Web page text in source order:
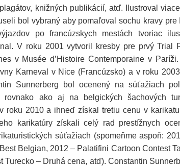
knižných publikácií, atď. Ilustroval
bol vybraný aby pomaľoval sochu kravy pre
po francúzskych mestách tvoriac
V roku 2001 vytvoril kresby pre prvý Trial
v Musée d’Histoire Contemporaine v
Karneval v Nice (Francúzsko) a v roku
Sunnerberg bol ocenený na súťažiach
rovnako ako aj na belgických šachových
roku 2010 a ihneď získal tretiu cenu v
karikatúry získali celý rad prestížnych
súťažiach (spomeňme aspoň:
Belgian, 2012 – Palatifini Cartoon Contest
– Druhá cena, atď). Constantin